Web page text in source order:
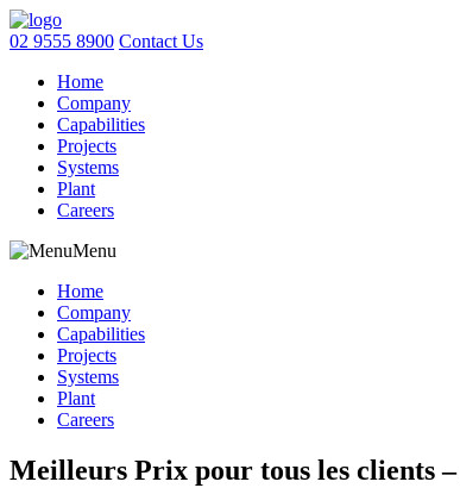
02 9555 8900 Contact Us
Home
Company
Capabilities
Projects
Systems
Plant
Careers
Menu
Home
Company
Capabilities
Projects
Systems
Plant
Careers
Meilleurs Prix pour tous les clients